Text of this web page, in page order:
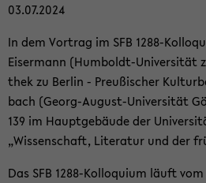
03.07.2024
In dem Vor­trag im SFB 1288-​
Eis­er­mann (Humboldt-​Universität
thek zu Ber­lin - Preu­ßi­scher
bach (Georg-​August-Universität
139 im Haupt­ge­bäu­de der
„Wis­sen­schaft, Li­te­ra­tur und der
Das SFB 1288-​Kolloquium läuft